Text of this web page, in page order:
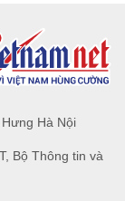
Hà Nội
Bộ Thông tin và